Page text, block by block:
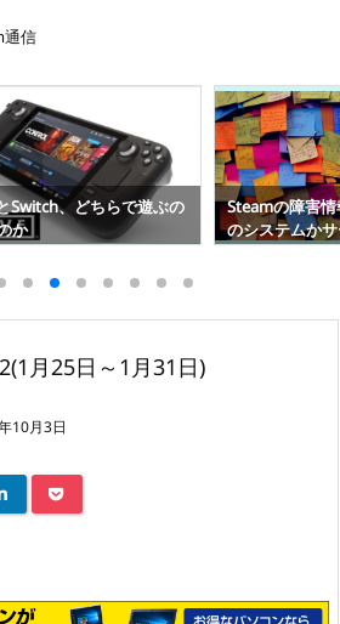
通信
Switch、どちらで遊ぶの
か
Steamの障害
のシステムか
る
月25日～1月31日)
10月3日